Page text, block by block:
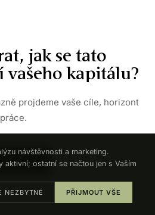
jak se tato
vašeho kapitálu?
projdeme vaše cíle, horizont
→
návštěvnosti a marketing.
aktivní; ostatní se načtou jen s Vaším
NEZBYTNÉ PŘIJMOUT VŠE